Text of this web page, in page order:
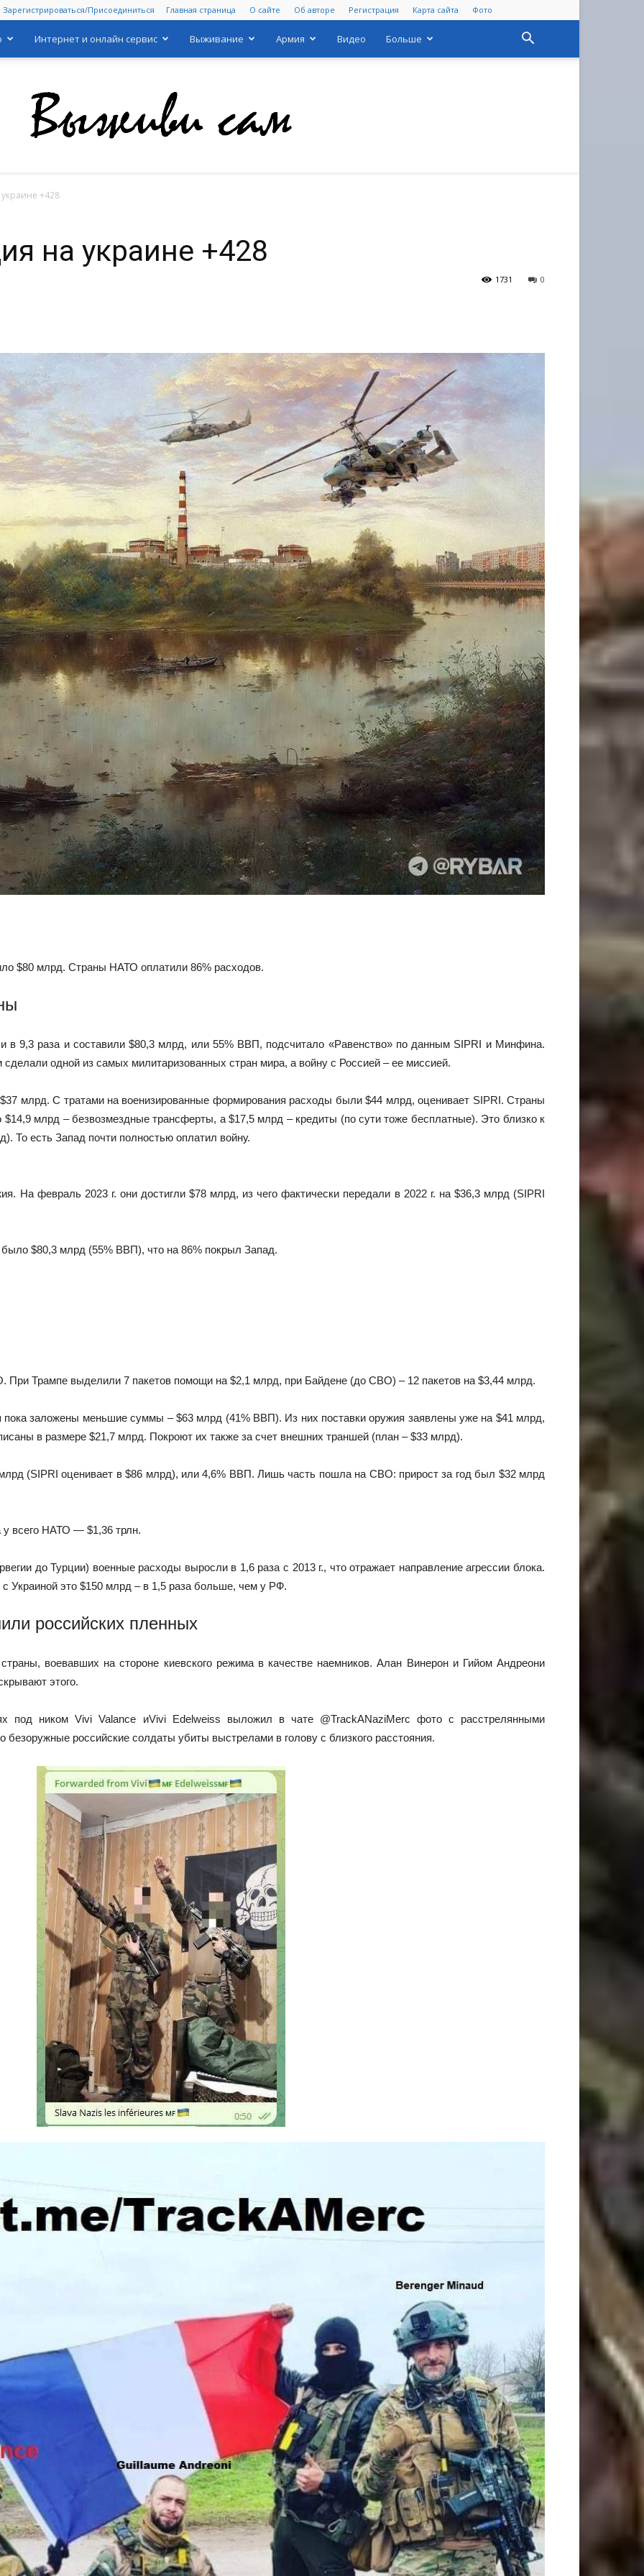
Зарегистрироваться/Присоединиться Главная страница О сайте Об авторе Регистрация Карта сайта Фото
Интернет и онлайн сервис Выживание Армия Видео Больше
+428
на украине +428
0
1731
$80 млрд. Страны НАТО оплатили 86% расходов.
в 9,3 раза и составили $80,3 млрд, или 55% ВВП, подсчитало «Равенство» по данным SIPRI и Минфина.
одной из самых милитаризованных стран мира, а войну с Россией – ее миссией.
млрд. С тратами на военизированные формирования расходы были $44 млрд, оценивает SIPRI. Страны
млрд – безвозмездные трансферты, а $17,5 млрд – кредиты (по сути тоже бесплатные). Это близко к
То есть Запад почти полностью оплатил войну.
На февраль 2023 г. они достигли $78 млрд, из чего фактически передали в 2022 г. на $36,3 млрд (SIPRI
было $80,3 млрд (55% ВВП), что на 86% покрыл Запад.
Трампе выделили 7 пакетов помощи на $2,1 млрд, при Байдене (до СВО) – 12 пакетов на $3,44 млрд.
пока заложены меньшие суммы – $63 млрд (41% ВВП). Из них поставки оружия заявлены уже на $41 млрд,
в размере $21,7 млрд. Покроют их также за счет внешних траншей (план – $33 млрд).
(SIPRI оценивает в $86 млрд), или 4,6% ВВП. Лишь часть пошла на СВО: прирост за год был $32 млрд
всего НАТО — $1,36 трлн.
до Турции) военные расходы выросли в 1,6 раза с 2013 г., что отражает направление агрессии блока.
Украиной это $150 млрд – в 1,5 раза больше, чем у РФ.
российских пленных
воевавших на стороне киевского режима в качестве наемников. Алан Винерон и Гийом Андреони
этого.
под ником Vivi Valance иVivi Edelweiss выложил в чате @TrackANaziMerc фото с расстрелянными
российские солдаты убиты выстрелами в голову с близкого расстояния.